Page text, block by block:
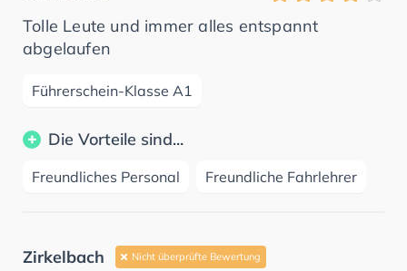
Tolle Leute und immer alles entspannt
abgelaufen
Führerschein-Klasse A1
Die Vorteile sind...
Freundliches Personal Freundliche Fahrlehrer
Zirkelbach Nicht überprüfte Bewertung